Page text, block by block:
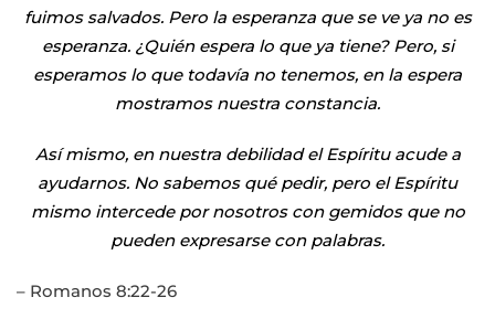
fuimos salvados. Pero la esperanza que se ve ya no es
esperanza. ¿Quién espera lo que ya tiene? Pero, si
esperamos lo que todavía no tenemos, en la espera
mostramos nuestra constancia.
Así mismo, en nuestra debilidad el Espíritu acude a
ayudarnos. No sabemos qué pedir, pero el Espíritu
mismo intercede por nosotros con gemidos que no
pueden expresarse con palabras.
– Romanos 8:22-26